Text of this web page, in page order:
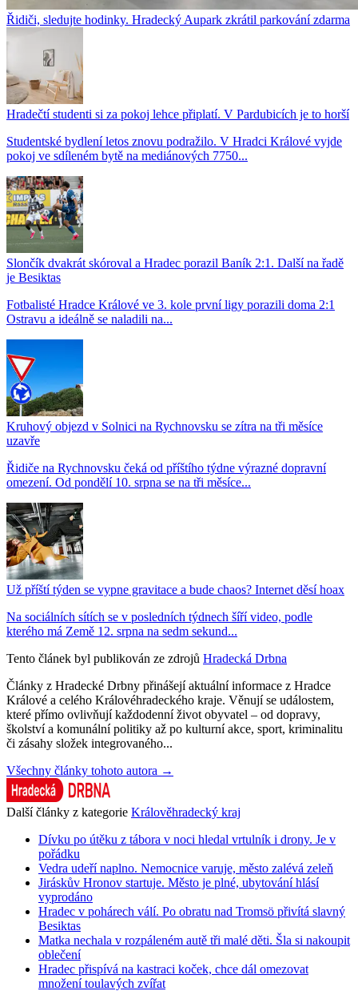
Řidiči, sledujte hodinky. Hradecký Aupark zkrátil parkování zdarma
Hradečtí studenti si za pokoj lehce připlatí. V Pardubicích je to horší
Studentské bydlení letos znovu podražilo. V Hradci Králové vyjde
pokoj ve sdíleném bytě na mediánových 7750...
Slončík dvakrát skóroval a Hradec porazil Baník 2:1. Další na řadě
je Besiktas
Fotbalisté Hradce Králové ve 3. kole první ligy porazili doma 2:1
Ostravu a ideálně se naladili na...
Kruhový objezd v Solnici na Rychnovsku se zítra na tři měsíce
uzavře
Řidiče na Rychnovsku čeká od příštího týdne výrazné dopravní
omezení. Od pondělí 10. srpna se na tři měsíce...
Už příští týden se vypne gravitace a bude chaos? Internet děsí hoax
Na sociálních sítích se v posledních týdnech šíří video, podle
kterého má Země 12. srpna na sedm sekund...
Tento článek byl publikován ze zdrojů Hradecká Drbna
Články z Hradecké Drbny přinášejí aktuální informace z Hradce
Králové a celého Královéhradeckého kraje. Věnují se událostem,
které přímo ovlivňují každodenní život obyvatel – od dopravy,
školství a komunální politiky až po kulturní akce, sport, kriminalitu
či zásahy složek integrovaného...
Všechny články tohoto autora →
Další články z kategorie Králověhradecký kraj
Dívku po útěku z tábora v noci hledal vrtulník i drony. Je v
pořádku
Vedra udeří naplno. Nemocnice varuje, město zalévá zeleň
Jiráskův Hronov startuje. Město je plné, ubytování hlásí
vyprodáno
Hradec v pohárech válí. Po obratu nad Tromsö přivítá slavný
Besiktas
Matka nechala v rozpáleném autě tři malé děti. Šla si nakoupit
oblečení
Hradec přispívá na kastraci koček, chce dál omezovat
množení toulavých zvířat